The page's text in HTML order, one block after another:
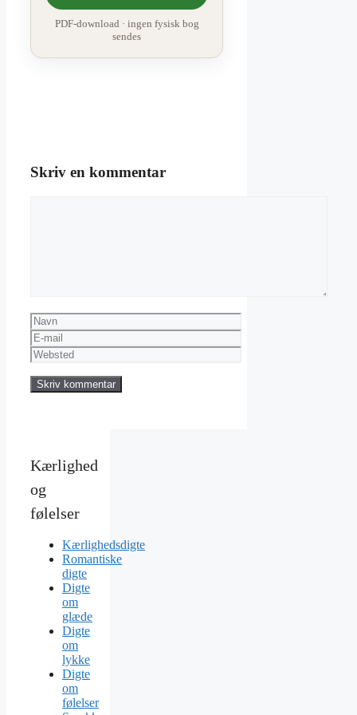
PDF-download · ingen fysisk bog
sendes
Skriv en kommentar
Navn
E-
mail
Websted
Kærlighed
og
følelser
Kærlighedsdigte
Romantiske
digte
Digte
om
glæde
Digte
om
lykke
Digte
om
følelser